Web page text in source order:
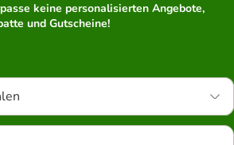
keine personalisierten Angebote,
und Gutscheine!